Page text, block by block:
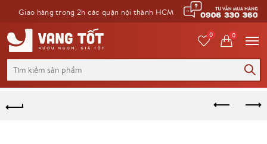
Giao hàng trong 2h các quận nội thành HCM
cho:
0 0